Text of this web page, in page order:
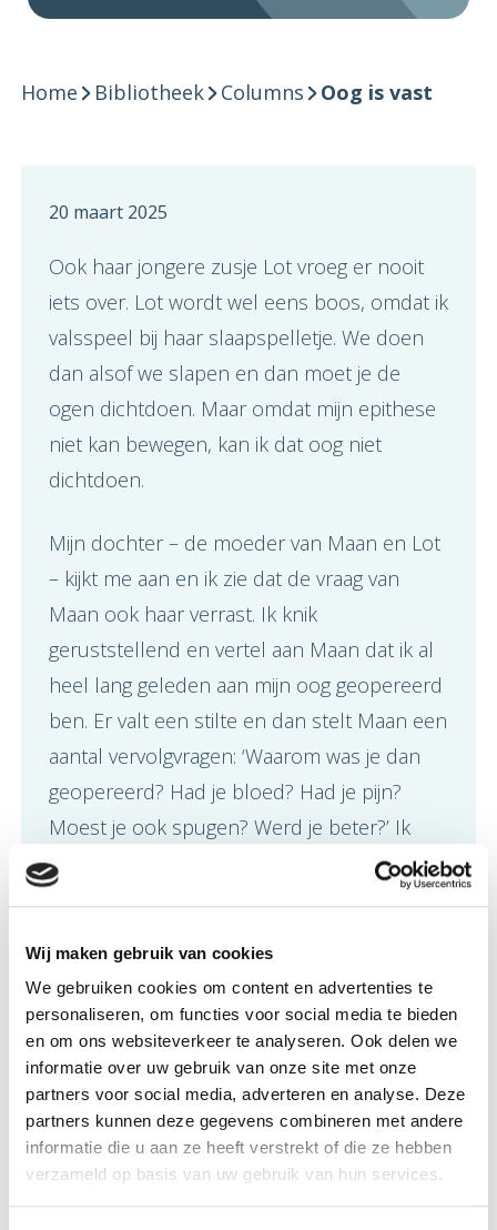
Wij maken gebruik van cookies
We gebruiken cookies om content en advertenties te
personaliseren, om functies voor social media te bieden
en om ons websiteverkeer te analyseren. Ook delen we
informatie over uw gebruik van onze site met onze
partners voor social media, adverteren en analyse. Deze
partners kunnen deze gegevens combineren met andere
informatie die u aan ze heeft verstrekt of die ze hebben
verzameld op basis van uw gebruik van hun services.
Home Bibliotheek Columns Oog is vast
20 maart 2025
Ook haar jongere zusje Lot vroeg er nooit
iets over. Lot wordt wel eens boos, omdat ik
valsspeel bij haar slaapspelletje. We doen
dan alsof we slapen en dan moet je de
ogen dichtdoen. Maar omdat mijn epithese
niet kan bewegen, kan ik dat oog niet
dichtdoen.
Mijn dochter – de moeder van Maan en Lot
– kijkt me aan en ik zie dat de vraag van
Maan ook haar verrast. Ik knik
geruststellend en vertel aan Maan dat ik al
heel lang geleden aan mijn oog geopereerd
ben. Er valt een stilte en dan stelt Maan een
aantal vervolgvragen: ‘Waarom was je dan
geopereerd? Had je bloed? Had je pijn?
Moest je ook spugen? Werd je beter?’ Ik
geef haar de eenvoudigste versie van de
uitleg die ik kon bedenken. Mijn oog was
worden. Daarom kreeg ik een ‘nepoog’ dat
niet kan bewegen en waarmee ik niet kan
zien. Maar nu heb ik géén pijn meer en ben
ik weer helemaal beter.
Maan en Lot hebben aandachtig zitten
luisteren. Maan zucht en knikt